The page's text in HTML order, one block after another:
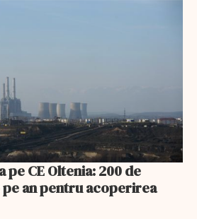
pe CE Oltenia: 200 de
an pentru acoperirea